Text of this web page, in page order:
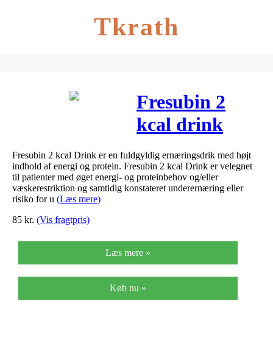
Tkrath
Fresubin 2
kcal drink
cappu 4 x 125
ml
Fresubin 2 kcal Drink er en fuldgyldig ernæringsdrik med højt
indhold af energi og protein. Fresubin 2 kcal Drink er velegnet
til patienter med øget energi- og proteinbehov og/eller
væskerestriktion og samtidig konstateret underernæring eller
risiko for u (Læs mere)
85 kr. (Vis fragtpris)
Læs mere »
Køb nu »